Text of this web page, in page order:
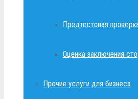
Предтестовая
Оценка заключения
Прочие услуги для бизнеса